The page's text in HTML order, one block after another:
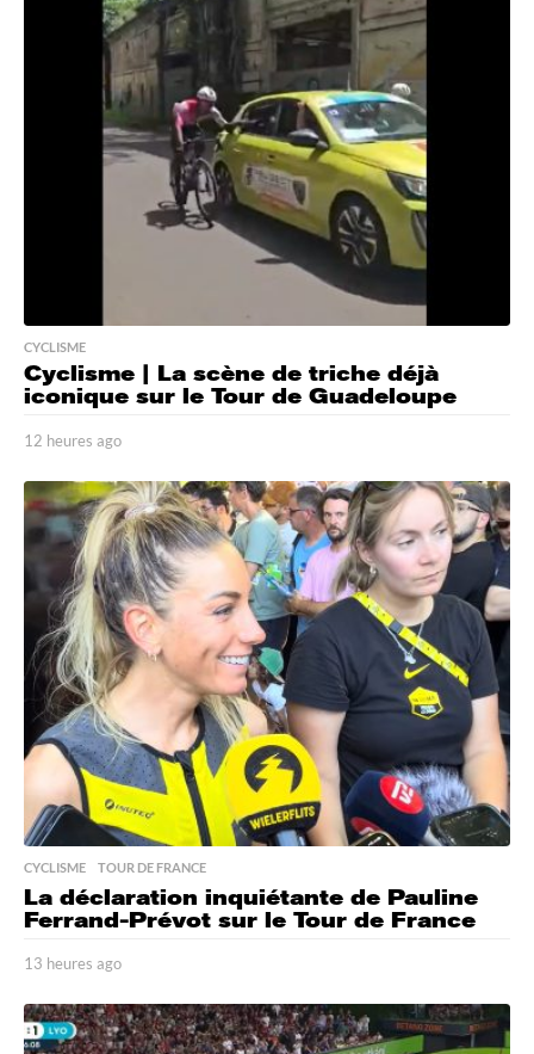
u
r
s
a
g
o
CYCLISME
Cyclisme | La scène de triche déjà
iconique sur le Tour de Guadeloupe
12 heures ago
h
e
u
r
e
s
a
g
o
CYCLISME ,TOUR DE FRANCE
La déclaration inquiétante de Pauline
Ferrand-Prévot sur le Tour de France
13 heures ago
h
e